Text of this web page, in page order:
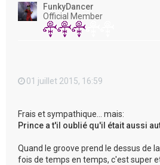
FunkyDancer
Official Member
01 juillet 2015, 16:59
Frais et sympathique... mais:
Prince a t'il oublié qu'il était aussi
Quand le groove prend le dessus de
fois de temps en temps, c'est super